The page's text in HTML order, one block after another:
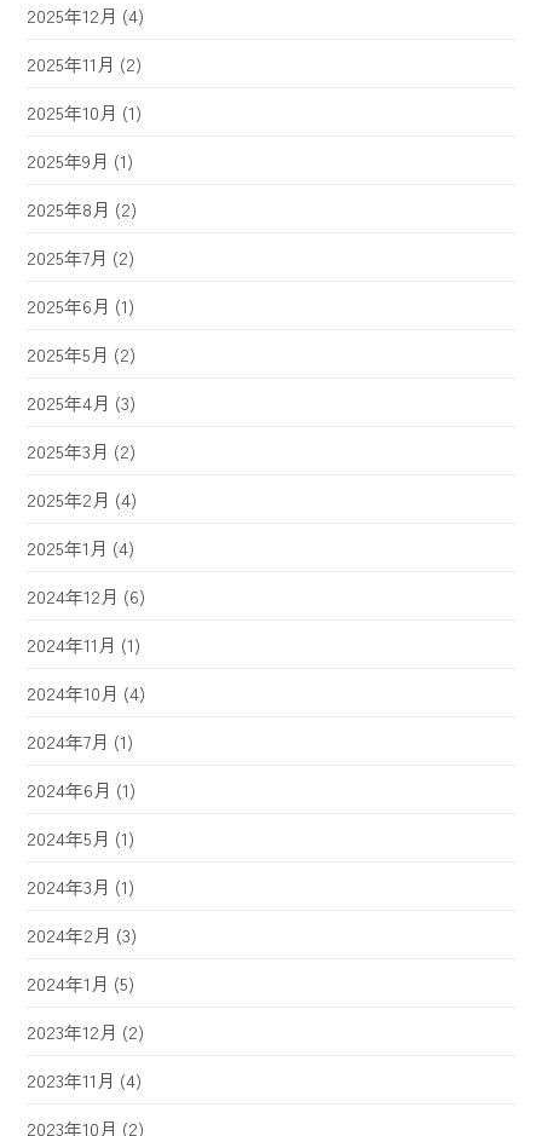
2025年12月 (4)
2025年11月 (2)
2025年10月 (1)
2025年9月 (1)
2025年8月 (2)
2025年7月 (2)
2025年6月 (1)
2025年5月 (2)
2025年4月 (3)
2025年3月 (2)
2025年2月 (4)
2025年1月 (4)
2024年12月 (6)
2024年11月 (1)
2024年10月 (4)
2024年7月 (1)
2024年6月 (1)
2024年5月 (1)
2024年3月 (1)
2024年2月 (3)
2024年1月 (5)
2023年12月 (2)
2023年11月 (4)
2023年10月 (2)